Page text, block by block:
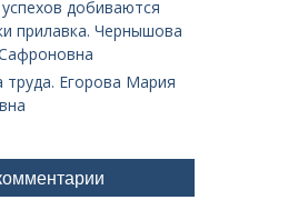
добиваются
прилавка. Чер­нышова
труда. Его­рова Мария